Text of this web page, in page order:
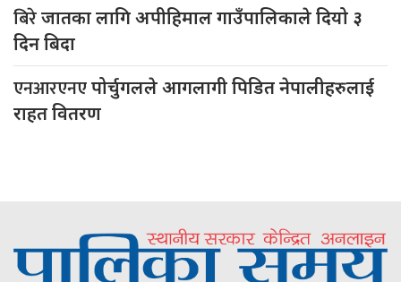
बिरेजातका लागि अपीहिमाल गाउँपालिकाले दियो ३
दिन बिदा
एनआरएनएपोर्चुगलले आगलागी पिडित नेपालीहरुलाई
राहत वितरण